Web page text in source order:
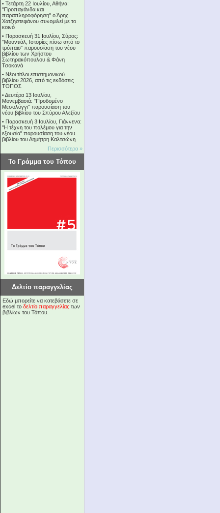
• Τετάρτη 22 Ιουλίου, Αθήνα:
"Προπαγάνδα και
παραπληροφόρηση" ο Άρης
Χατζηστεφάνου συνομιλεί με το
κοινό
• Παρασκευή 31 Ιουλίου, Σύρος:
"Μουντιάλ, Ιστορίες πίσω από το
τρόπαιο" παρουσίαση του νέου
βιβλίου των Χρήστου
Σωτηρακόπουλου & Φάνη
Τσοκανά
• Νέοι τίτλοι επιστημονικού
βιβλίου 2026, από τις εκδόσεις
ΤΟΠΟΣ
•Δευτέρα 13 Ιουλίου,
Μονεμβασιά: "Προδομένο
Μεσολόγγι" παρουσίαση του
νέου βιβλίου του Σπύρου Αλεξίου
• Παρασκευή 3 Ιουλίου, Γιάννενα:
"Η τέχνη του πολέμου για την
εξουσία" παρουσίαση του νέου
βιβλίου του Δημήτρη Καλτσώνη
Περισσότερα »
Το Γράμμα του Τόπου
Δελτίο παραγγελίας
Εδώ μπορείτε να κατεβάσετε σε
excel το δελτίο παραγγελίας των
βιβλίων του Τόπου.